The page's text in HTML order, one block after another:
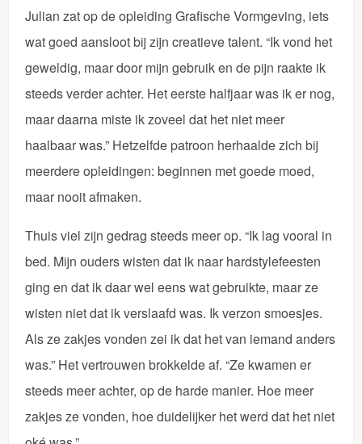
Julian zat op de opleiding Grafische Vormgeving, iets
wat goed aansloot bij zijn creatieve talent. “Ik vond het
geweldig, maar door mijn gebruik en de pijn raakte ik
steeds verder achter. Het eerste halfjaar was ik er nog,
maar daarna miste ik zoveel dat het niet meer
haalbaar was.” Hetzelfde patroon herhaalde zich bij
meerdere opleidingen: beginnen met goede moed,
maar nooit afmaken.
Thuis viel zijn gedrag steeds meer op. “Ik lag vooral in
bed. Mijn ouders wisten dat ik naar hardstylefeesten
ging en dat ik daar wel eens wat gebruikte, maar ze
wisten niet dat ik verslaafd was. Ik verzon smoesjes.
Als ze zakjes vonden zei ik dat het van iemand anders
was.” Het vertrouwen brokkelde af. “Ze kwamen er
steeds meer achter, op de harde manier. Hoe meer
zakjes ze vonden, hoe duidelijker het werd dat het niet